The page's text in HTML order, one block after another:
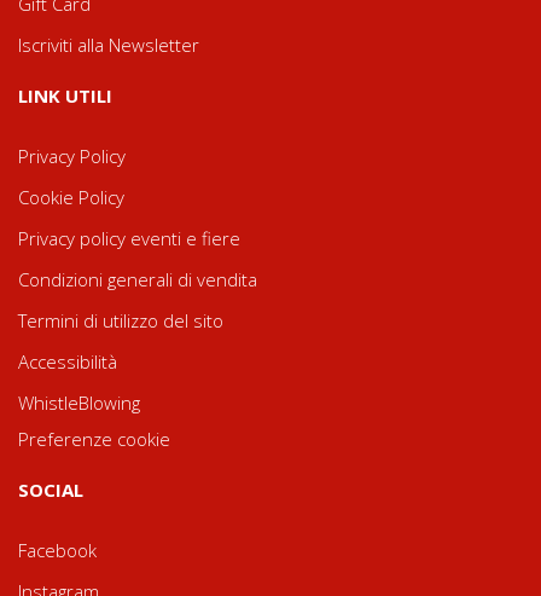
Iscriviti alla Newsletter
LINK UTILI
Privacy Policy
Cookie Policy
Privacy policy eventi e fiere
Condizioni generali di vendita
Termini di utilizzo del sito
Accessibilità
WhistleBlowing
Preferenze cookie
SOCIAL
Facebook